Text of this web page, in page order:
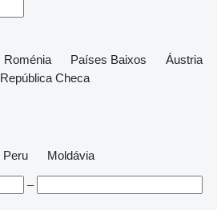
Roménia Países Baixos
Áustria
República Checa
Peru
Moldávia
–